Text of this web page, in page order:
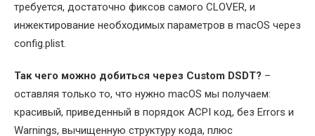
требуется, достаточно фиксов самого CLOVER, и
инжектирование необходимых параметров в macOS через
config.plist.
Так чего можно добиться через Custom DSDT? –
оставляя только то, что нужно macOS мы получаем:
красивый, приведенный в порядок ACPI код, без Errors и
Warnings, вычищенную структуру кода, плюс